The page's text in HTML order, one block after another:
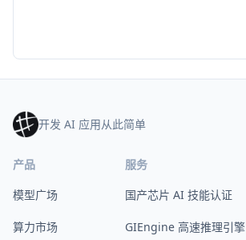
开发 AI 应用从此简单
产品
模型广场
算力市场
服务
国产芯片 AI 技能认证
GIEngine 高速推理引擎